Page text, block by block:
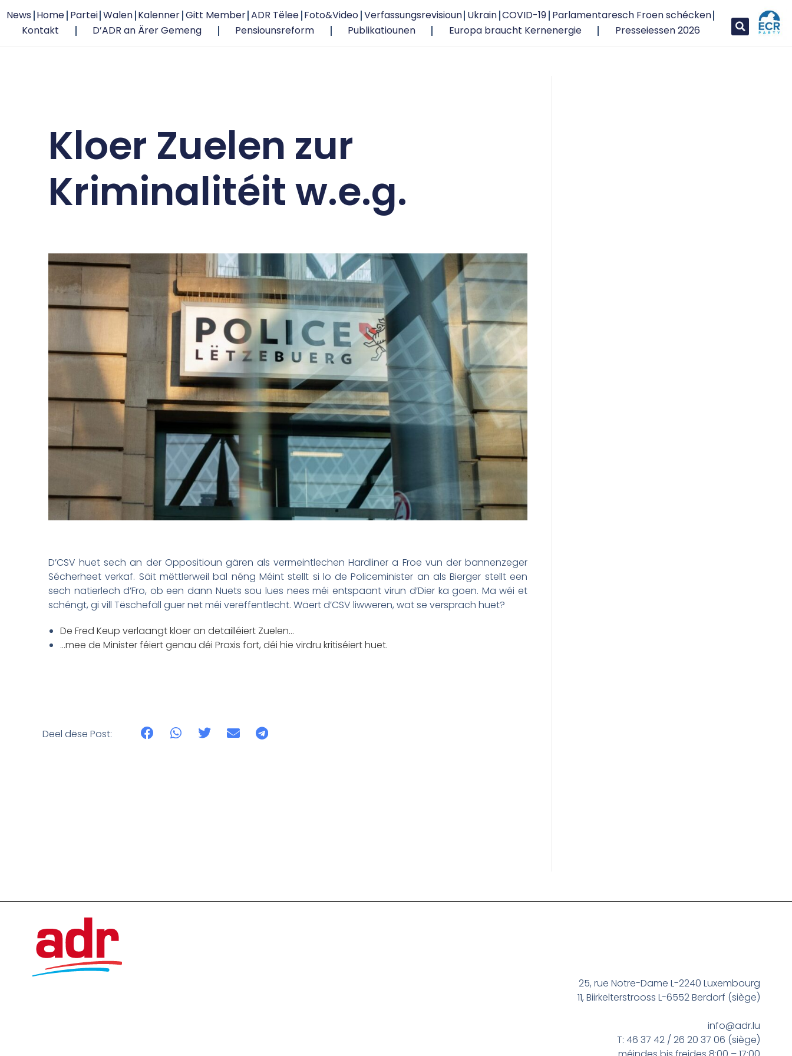
News Home Partei Walen Kalenner Gitt Member ADR Tëlee Foto&Video Verfassungsrevisioun Ukrain COVID-19 Parlamentaresch Froen schécken
Kontakt
D’ADR an Ärer Gemeng Pensiounsreform Publikatiounen Europa braucht Kernenergie Presseiessen 2026
Kloer Zuelen zur
Kriminalitéit w.e.g.
D’CSV huet sech an der Oppositioun gären als vermeintlechen Hardliner a Froe vun der bannenzeger
Sécherheet verkaf. Säit mëttlerweil bal néng Méint stellt si lo de Policeminister an als Bierger stellt een
sech natierlech d’Fro, ob een dann Nuets sou lues nees méi entspaant virun d’Dier ka goen. Ma wéi et
schéngt, gi vill Tëschefäll guer net méi verëffentlecht. Wäert d’CSV liwweren, wat se versprach huet?
De Fred Keup verlaangt kloer an detailléiert Zuelen…
…mee de Minister féiert genau déi Praxis fort, déi hie virdru kritiséiert huet.
Deel dëse Post:
25, rue Notre-Dame L-2240 Luxembourg
11, Biirkelterstrooss L-6552 Berdorf (siège)
info@adr.lu
T: 46 37 42 / 26 20 37 06 (siège)